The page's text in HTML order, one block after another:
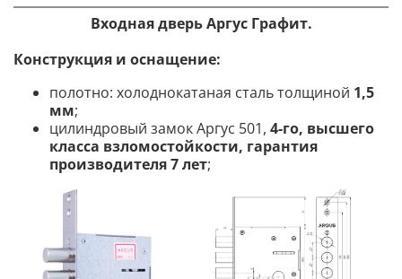
Входная дверь Аргус Графит.
Конструкция и оснащение:
полотно: холоднокатаная сталь толщиной 1,5
мм;
цилиндровый замок Аргус 501, 4-го, высшего
класса взломостойкости, гарантия
производителя 7 лет;